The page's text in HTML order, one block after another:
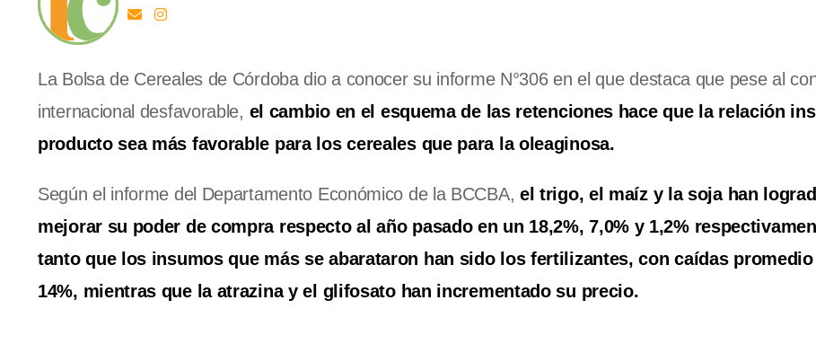
La Bolsa de Cereales de Córdoba dio a conocer su informe N°306 en el que destaca que pese al
internacional desfavorable, el cambio en el esquema de las retenciones hace que la relación
producto sea más favorable para los cereales que para la oleaginosa.
Según el informe del Departamento Económico de la BCCBA, el trigo, el maíz y la soja han
mejorar su poder de compra respecto al año pasado en un 18,2%, 7,0% y 1,2%
tanto que los insumos que más se abarataron han sido los fertilizantes, con caídas promedio
14%, mientras que la atrazina y el glifosato han incrementado su precio.